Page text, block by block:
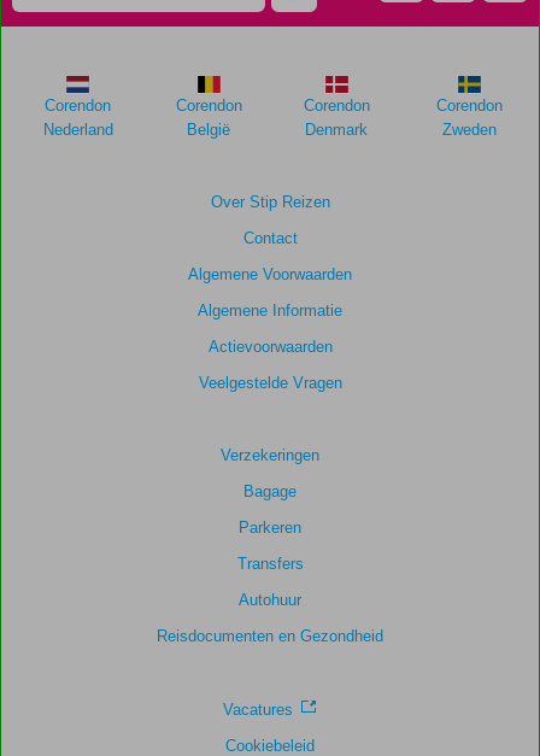
Totale
score
Eten
8,0
Kamers
7,9
Over Stip Reizen
Contact
Algemene Voorwaarden
Algemene Informatie
Actievoorwaarden
Veelgestelde Vragen
Verzekeringen
Bagage
Parkeren
Transfers
Autohuur
Reisdocumenten en Gezondheid
Vacatures
Cookiebeleid
Corendon
Nederland
Corendon
België
Corendon
Denmark
Corendon
Zweden